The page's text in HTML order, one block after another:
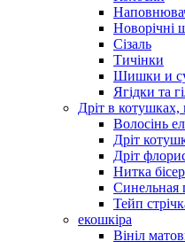
Новорічні
Сізаль
Тичінки
Шишки и
Ягідки та
Дріт в котушках,
Волосінь
Дріт
Дріт
Нитка
Синельная
Тейп
екошкіра
Вініл